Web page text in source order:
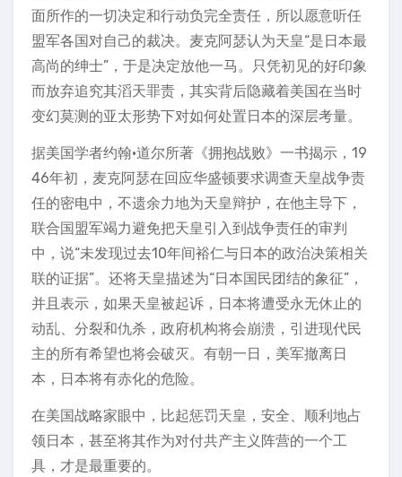
面所作的一切决定和行动负完全责任，所以愿意听任
盟军各国对自己的裁决。麦克阿瑟认为天皇“是日本最
高尚的绅士”，于是决定放他一马。只凭初见的好印象
而放弃追究其滔天罪责，其实背后隐藏着美国在当时
变幻莫测的亚太形势下对如何处置日本的深层考量。
据美国学者约翰•道尔所著《拥抱战败》一书揭示，19
46年初，麦克阿瑟在回应华盛顿要求调查天皇战争责
任的密电中，不遗余力地为天皇辩护，在他主导下，
联合国盟军竭力避免把天皇引入到战争责任的审判
中，说“未发现过去10年间裕仁与日本的政治决策相关
联的证据”。还将天皇描述为“日本国民团结的象征”，
并且表示，如果天皇被起诉，日本将遭受永无休止的
动乱、分裂和仇杀，政府机构将会崩溃，引进现代民
主的所有希望也将会破灭。有朝一日，美军撤离日
本，日本将有赤化的危险。
在美国战略家眼中，比起惩罚天皇，安全、顺利地占
领日本，甚至将其作为对付共产主义阵营的一个工
具，才是最重要的。